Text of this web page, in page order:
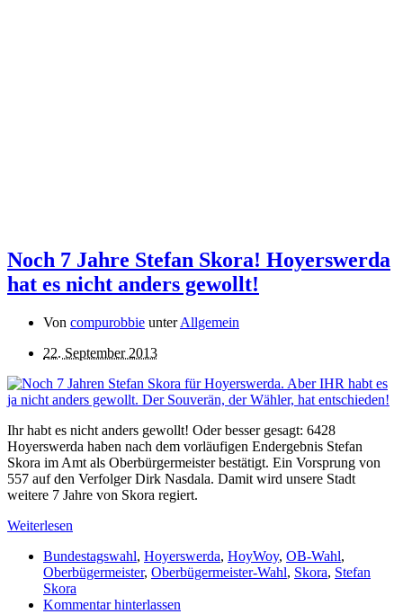
Noch 7 Jahre Stefan Skora! Hoyerswerda
hat es nicht anders gewollt!
Von compurobbie unterAllgemein
22. September 2013
Ihr habt es nicht anders gewollt! Oder besser gesagt: 6428
Hoyerswerda haben nach dem vorläufigen Endergebnis Stefan
Skora im Amt als Oberbürgermeister bestätigt. Ein Vorsprung von
557 auf den Verfolger Dirk Nasdala. Damit wird unsere Stadt
weitere 7 Jahre von Skora regiert.
Weiterlesen
Bundestagswahl, Hoyerswerda, HoyWoy, OB-Wahl,
Oberbügermeister, Oberbügermeister-Wahl, Skora, Stefan
Skora
Kommentar hinterlassen